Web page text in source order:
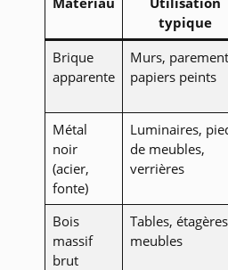
typique
Brique
apparente
Murs,
papiers peints
Métal
noir
(acier,
fonte)
Luminaires,
de meubles,
verrières
Bois
massif
brut
Tables,
meubles